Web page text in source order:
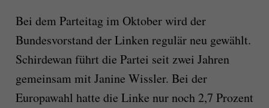
Bei dem Parteitag im Oktober wird der
Bundesvorstand der Linken regulär neu gewählt.
Schirdewan führt die Partei seit zwei Jahren
gemeinsam mit Janine Wissler. Bei der
Europawahl hatte die Linke nur noch 2,7 Prozent